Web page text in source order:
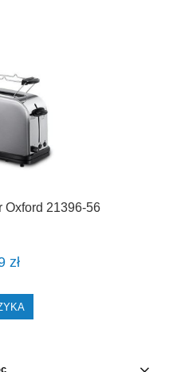
Oxford 21396-56
zł